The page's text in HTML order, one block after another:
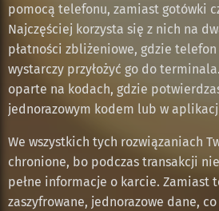
pomocą telefonu, zamiast gotówki
Najczęściej korzysta się z nich na
płatności zbliżeniowe, gdzie
wystarczy przyłożyć go do
oparte na kodach, gdzie
jednorazowym kodem lub w
We wszystkich tych rozwiązaniach
chronione, bo podczas transakcji
pełne informacje o karcie. Zamiast
zaszyfrowane, jednorazowe dane,